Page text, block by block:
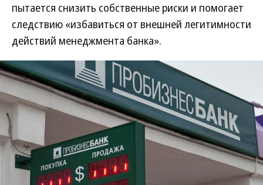
пытается снизить собственные риски и помогает
следствию «избавиться от внешней легитимности
действий менеджмента банка».